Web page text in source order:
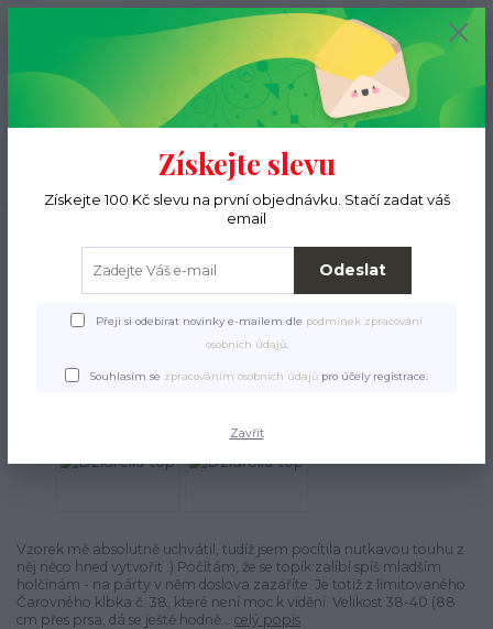
Menu
(Po-Pá, 9-15 hod.)
0 ks
0 Kč
Oděvy a doplňky
Dziurella top
Vzorek mě absolutně uchvátil, tudíž jsem pocítila nutkavou touhu z
něj něco hned vytvořit :) Počítám, že se topík zalíbí spíš mladším
holčinám - na párty v něm doslova zazáříte. Je totiž z limitovaného
Čarovného klbka č. 38, které není moc k vidění. Velikost 38-40 (88
cm přes prsa, dá se ještě hodně... celý popis
Získejte slevu
Získejte 100 Kč slevu na první objednávku. Stačí zadat váš
email
Odeslat
Přeji si odebírat novinky e-mailem dle podmínek zpracování
osobních údajů.
Souhlasím se zpracováním osobních údajů pro účely registrace.
Zavřít